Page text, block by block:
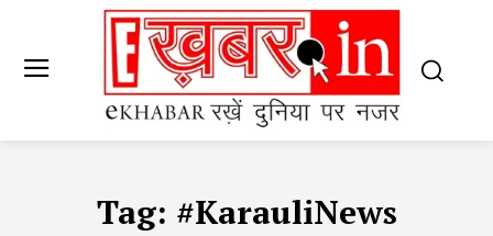
Tag: #KarauliNews